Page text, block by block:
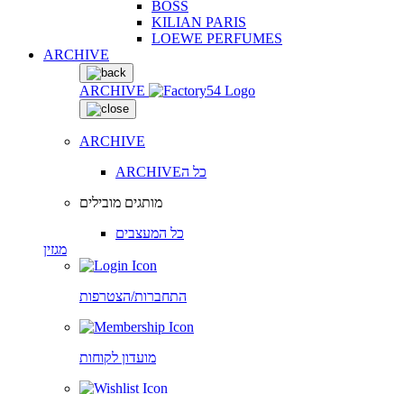
BOSS
KILIAN PARIS
LOEWE PERFUMES
ARCHIVE
ARCHIVE
ARCHIVE
ARCHIVEכל ה
מותגים מובילים
כל המעצבים
מגזין
התחברות/הצטרפות
מועדון לקוחות